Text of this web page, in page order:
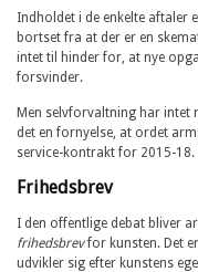
Indholdet i de enkelte aftaler
bortset fra at der er en
intet til hinder for, at nye
forsvinder.
Men selvforvaltning har intet
det en fornyelse, at ordet
service-kontrakt for 2015-18.
Frihedsbrev
I den offentlige debat bliver
frihedsbrevfor kunsten. Det
udvikler sig efter kunstens